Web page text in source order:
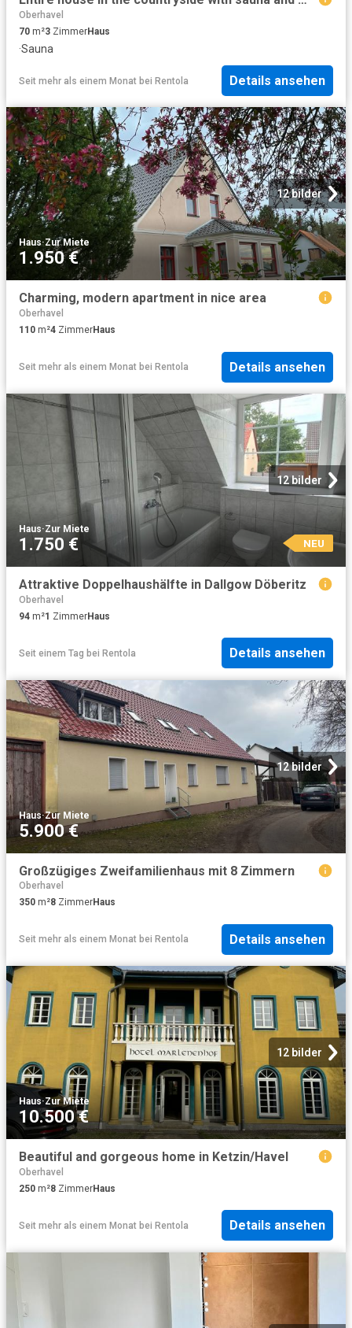
Oberhavel
70 m²3 ZimmerHaus
·Sauna
Seit mehr als einem Monat bei Rentola Details ansehen
12 bilder
Haus·Zur Miete
1.950 €
Charming, modern apartment in nice area
Oberhavel
110 m²4 ZimmerHaus
Seit mehr als einem Monat bei Rentola Details ansehen
12 bilder
Haus·Zur Miete
1.750 € NEU
Attraktive Doppelhaushälfte in Dallgow Döberitz
Oberhavel
94 m²1 ZimmerHaus
Seit einem Tag bei Rentola Details ansehen
12 bilder
Haus·Zur Miete
5.900 €
Großzügiges Zweifamilienhaus mit 8 Zimmern
Oberhavel
350 m²8 ZimmerHaus
Seit mehr als einem Monat bei Rentola Details ansehen
12 bilder
Haus·Zur Miete
10.500 €
Beautiful and gorgeous home in Ketzin/Havel
Oberhavel
250 m²8 ZimmerHaus
Seit mehr als einem Monat bei Rentola Details ansehen